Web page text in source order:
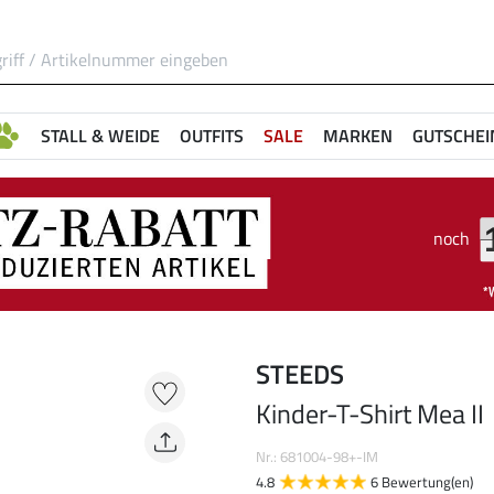
STALL & WEIDE OUTFITS SALE MARKEN
noch
STEEDS
Kinder-T-Shirt Mea II
Nr.: 681004-98+-IM
4.8
6 Bewertung(en)